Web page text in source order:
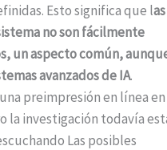
Esto significa que las
no son fácilmente
un aspecto común,
avanzados de IA.
preimpresión en línea en
la investigación todavía
Las posibles